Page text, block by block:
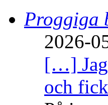
Proggiga
2026-
[…] Jag
och